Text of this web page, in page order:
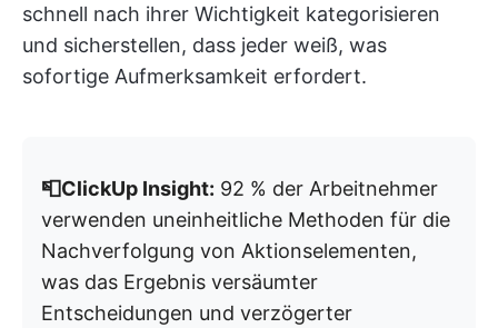
schnell nach ihrer Wichtigkeit kategorisieren
und sicherstellen, dass jeder weiß, was
sofortige Aufmerksamkeit erfordert.
📮ClickUp Insight: 92 % der Arbeitnehmer
verwenden uneinheitliche Methoden für die
Nachverfolgung von Aktionselementen,
was das Ergebnis versäumter
Entscheidungen und verzögerter